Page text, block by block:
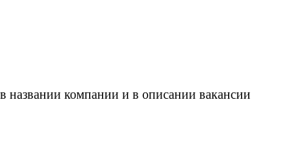
названии компании и в описании вакансии